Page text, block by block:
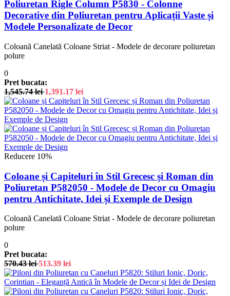
Poliuretan Rigle Column P5830 - Colonne
Decorative din Poliuretan pentru Aplicații Vaste și
Modele Personalizate de Decor
Coloană Canelată Coloane Striat - Modele de decorare poliuretan
polure
0
Pret bucata:
1,545.74lei 1,391.17 lei
Reducere 10%
Coloane și Capiteluri în Stil Grecesc și Roman din
Poliuretan P582050 - Modele de Decor cu Omagiu
pentru Antichitate, Idei și Exemple de Design
Coloană Canelată Coloane Striat - Modele de decorare poliuretan
polure
0
Pret bucata:
570.43lei 513.39 lei